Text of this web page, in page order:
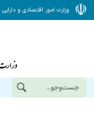
وزارت امور اقتصادی و دارایی